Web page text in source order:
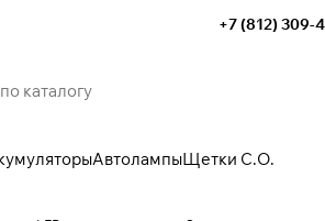
+7 (812) 309-
АвтолампыЩетки С.О.